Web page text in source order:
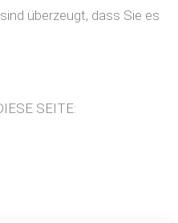
überzeugt, dass Sie es
SEITE: